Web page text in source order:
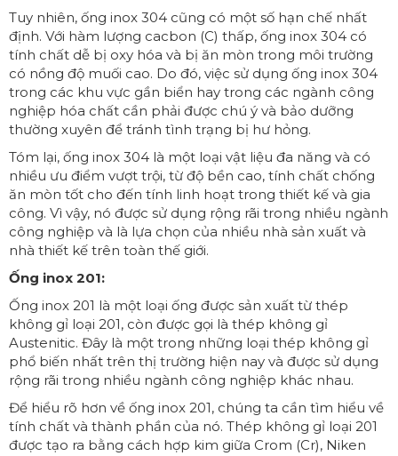
Tuy nhiên, ống inox 304 cũng có một số hạn chế nhất
định. Với hàm lượng cacbon (C) thấp, ống inox 304 có
tính chất dễ bị oxy hóa và bị ăn mòn trong môi trường
có nồng độ muối cao. Do đó, việc sử dụng ống inox 304
trong các khu vực gần biển hay trong các ngành công
nghiệp hóa chất cần phải được chú ý và bảo dưỡng
thường xuyên để tránh tình trạng bị hư hỏng.
Tóm lại, ống inox 304 là một loại vật liệu đa năng và có
nhiều ưu điểm vượt trội, từ độ bền cao, tính chất chống
ăn mòn tốt cho đến tính linh hoạt trong thiết kế và gia
công. Vì vậy, nó được sử dụng rộng rãi trong nhiều ngành
công nghiệp và là lựa chọn của nhiều nhà sản xuất và
nhà thiết kế trên toàn thế giới.
Ống inox 201:
Ống inox 201 là một loại ống được sản xuất từ thép
không gỉ loại 201, còn được gọi là thép không gỉ
Austenitic. Đây là một trong những loại thép không gỉ
phổ biến nhất trên thị trường hiện nay và được sử dụng
rộng rãi trong nhiều ngành công nghiệp khác nhau.
Để hiểu rõ hơn về ống inox 201, chúng ta cần tìm hiểu về
tính chất và thành phần của nó. Thép không gỉ loại 201
được tạo ra bằng cách hợp kim giữa Crom (Cr), Niken